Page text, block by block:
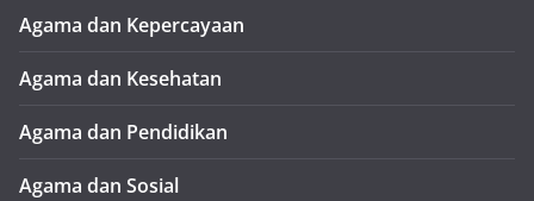
Agama dan Kepercayaan
Agama dan Kesehatan
Agama dan Pendidikan
Agama dan Sosial